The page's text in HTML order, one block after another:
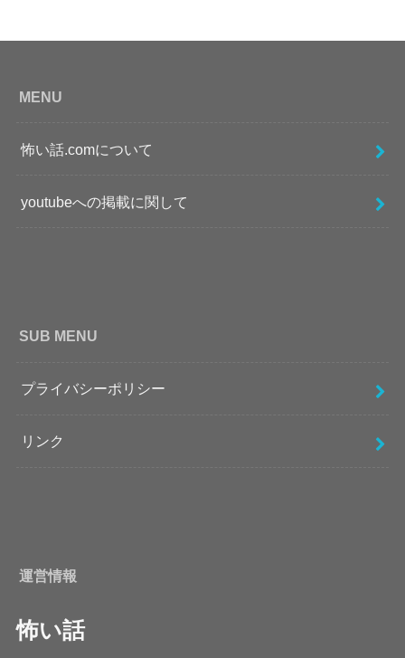
MENU
怖い話.comについて
youtubeへの掲載に関して
SUB MENU
プライバシーポリシー
リンク
運営情報
怖い話